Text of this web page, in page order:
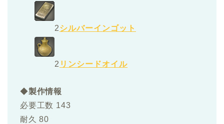
2シルバーインゴット
2 リンシードオイル
◆製作情報
必要工数 143
耐久 80